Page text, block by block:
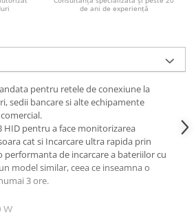
de ani de experiență
pentru retele de conexiune la
sedii bancare si alte echipamente
HID pentru a face monitorizarea
cat si Incarcare ultra rapida prin
performanta de incarcare a bateriilor cu
model similar, ceea ce inseamna o
3 ore.
W